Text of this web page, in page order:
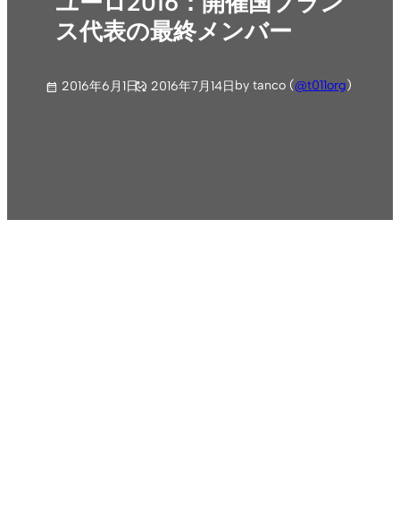
ス代表の最終メンバー
2016年6月1日 2016年7月14日by tanco (@t011org)